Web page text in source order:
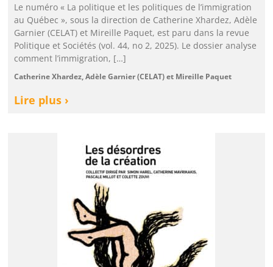
Le numéro « La politique et les politiques de l’immigration
au Québec », sous la direction de Catherine Xhardez, Adèle
Garnier (CELAT) et Mireille Paquet, est paru dans la revue
Politique et Sociétés (vol. 44, no 2, 2025). Le dossier analyse
comment l’immigration, […]
Catherine Xhardez, Adèle Garnier (CELAT) et Mireille Paquet
Lire plus ›